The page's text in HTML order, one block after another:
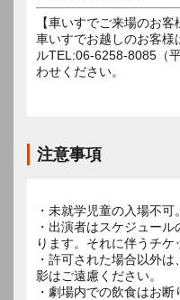
【車いすでご来場のお客
車いすでお越しのお客様
ルTEL:06-6258-8085（
わせください。
注意事項
・未就学児童の入場不可。
・出演者はスケジュー
ります。それに伴うチケ
・許可された場合以外
影はご遠慮ください。
・劇場内での飲食はお断